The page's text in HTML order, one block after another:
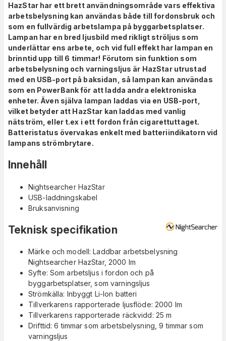
HazStar har ett brett användningsområde vars effektiva
arbetsbelysning kan användas både till fordonsbruk och
som en fullvärdig arbetslampa på byggarbetsplatser.
Lampan har en bred ljusbild med rikligt ströljus som
underlättar ens arbete, och vid full effekt har lampan en
brinntid upp till 6 timmar! Förutom sin funktion som
arbetsbelysning och varningsljus är HazStar utrustad
med en USB-port på baksidan, så lampan kan användas
som en PowerBank för att ladda andra elektroniska
enheter. Även själva lampan laddas via en USB-port,
vilket betyder att HazStar kan laddas med vanlig
nätström, eller t.ex i ett fordon från cigarettuttaget.
Batteristatus övervakas enkelt med batteriindikatorn vid
lampans strömbrytare.
Innehåll
Nightsearcher HazStar
USB-laddningskabel
Bruksanvisning
Teknisk specifikation
Märke och modell: Laddbar arbetsbelysning
Nightsearcher HazStar, 2000 lm
Syfte: Som arbetsljus i fordon och på
byggarbetsplatser, som varningsljus
Strömkälla: Inbyggt Li-Ion batteri
Tillverkarens rapporterade ljusflöde: 2000 lm
Tillverkarens rapporterade räckvidd: 25 m
Drifttid: 6 timmar som arbetsbelysning, 9 timmar som
varningsljus